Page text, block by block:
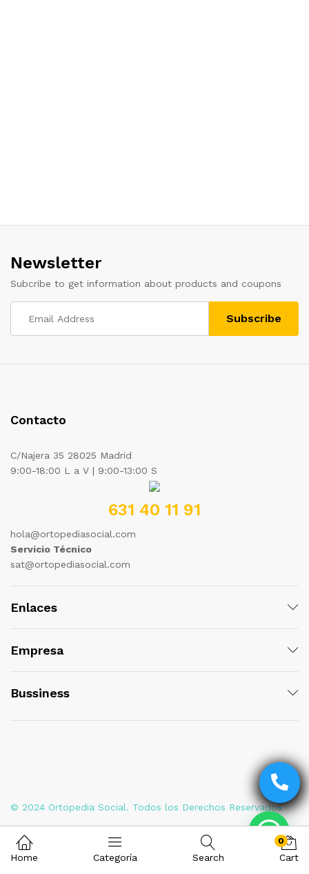
Newsletter
Subcribe to get information about products and coupons
Contacto
C/Najera 35 28025 Madrid
9:00-18:00 L a V | 9:00-13:00 S
631 40 11 91
hola@ortopediasocial.com
Servicio Técnico
sat@ortopediasocial.com
Enlaces
Empresa
Bussiness
© 2024 Ortopedia Social. Todos los Derechos Reservados
Home Categoría Search
0
Cart